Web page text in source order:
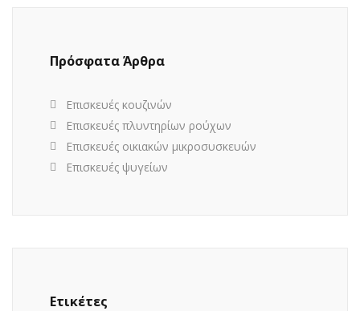
Πρόσφατα Άρθρα
Επισκευές κουζινών
Επισκευές πλυντηρίων ρούχων
Επισκευές οικιακών μικροσυσκευών
Επισκευές ψυγείων
Ετικέτες